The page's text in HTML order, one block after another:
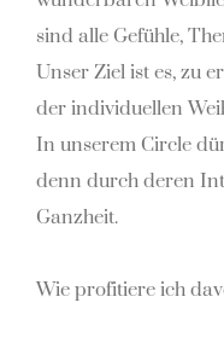
sind alle Gefühle,
Unser Ziel ist es, zu
der individuellen
In unserem Circle
denn durch deren
Ganzheit.
Wie profitiere ich